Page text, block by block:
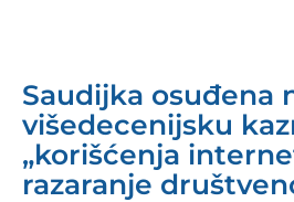
Saudijka osuđena
višedecenijsku
„korišćenja
razaranje